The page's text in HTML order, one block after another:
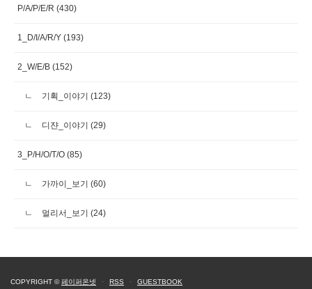
P/A/P/E/R (430)
1_D/I/A/R/Y (193)
2_W/E/B (152)
기획_이야기 (123)
디쟌_이야기 (29)
3_P/H/O/T/O (85)
가까이_보기 (60)
멀리서_보기 (24)
COPYRIGHT ©페이퍼온넷 · RSS · GUESTBOOK